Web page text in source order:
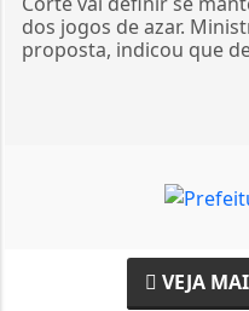
dos jogos de azar.
proposta, indicou que
VEJA